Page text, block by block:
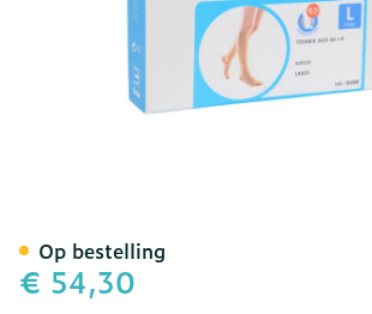
€ 54,30
Op bestelling